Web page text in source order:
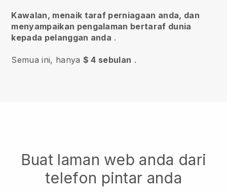
Kawalan, menaik taraf perniagaan anda, dan
menyampaikan pengalaman bertaraf dunia
kepada pelanggan anda .
Semua ini, hanya $ 4 sebulan .
Buat laman web anda dari
telefon pintar anda